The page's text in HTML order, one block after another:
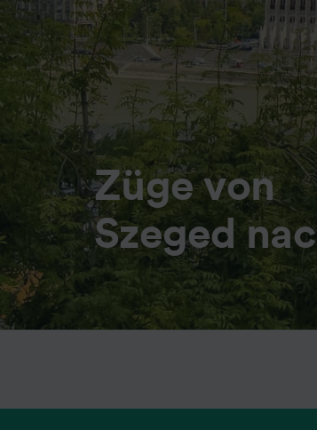
Züge von
Szeged